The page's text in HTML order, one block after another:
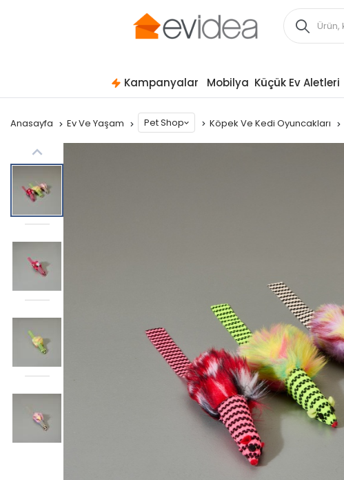
Kampanyalar Mobilya Küçük Ev Aletleri
Anasayfa Ev Ve Yaşam Pet Shop Köpek Ve Kedi Oyuncakları